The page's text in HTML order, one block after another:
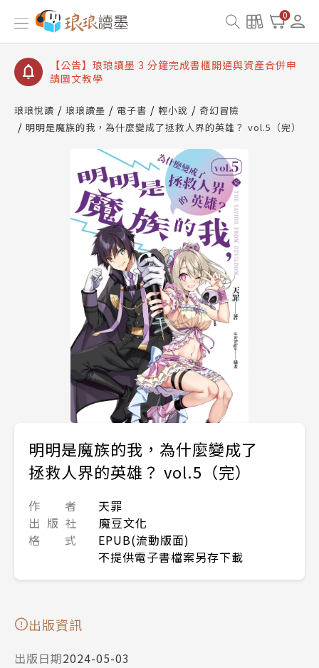
0
【公告】琅琅讀墨數位閱讀資產合併與書櫃開通申請
【公告】琅琅讀墨書櫃開通常見問題
【公告】琅琅讀墨 3 分鐘完成書櫃開通與資產合併申
請圖文教學
查詢
【公告】琅琅讀墨數位閱讀資產合併與書櫃開通申請
琅琅悅讀 琅琅讀墨 電子書 輕小說
奇幻冒險
明明是魔族的我，為什麼變成了拯救人界的英雄？ vol.5（完）
明明是魔族的我，為什麼變成了
拯救人界的英雄？ vol.5（完）
作 者
天罪
出 版 社
魔豆文化
格 式
EPUB(流動版面)
不提供電子書檔案另存下載
出版資訊
出版日期2024-05-03